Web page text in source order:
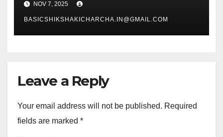
NOV 7, 2025
BASICSHIKSHAKICHARCHA.IN@GMAIL.COM
Leave a Reply
Your email address will not be published. Required
fields are marked *